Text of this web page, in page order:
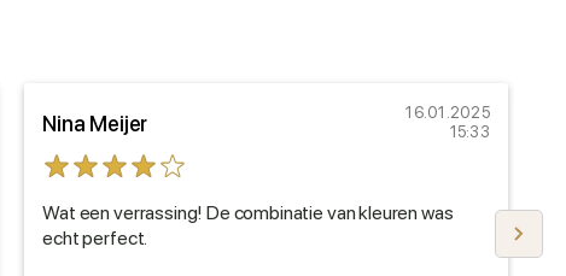
Nina Meijer
16.01.2025
15:33
Wat een verrassing! De combinatie van kleuren was
echt perfect.